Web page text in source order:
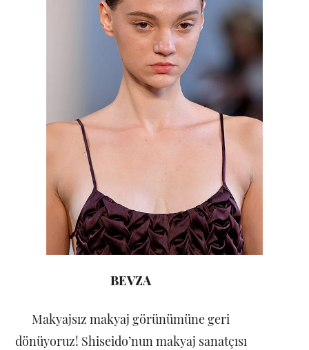
BEVZA
Makyajsız makyaj görünümüne geri
dönüyoruz! Shiseido’nun makyaj sanatçısı